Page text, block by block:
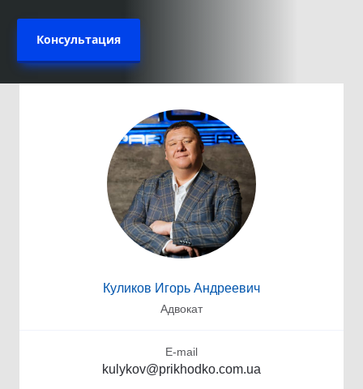
Куликов Игорь Андреевич
Адвокат
E-mail
kulykov@prikhodko.com.ua
Консультация